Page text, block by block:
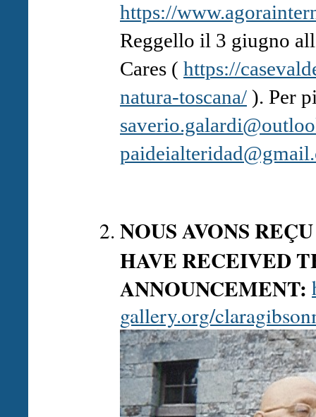
https://
Reggello il 3 giugno
Cares ( https://
natura-toscana/ ). Per
NOUS AVONS
HAVE RECEIVED
ANNOUNCEMENT:
gallery.org/